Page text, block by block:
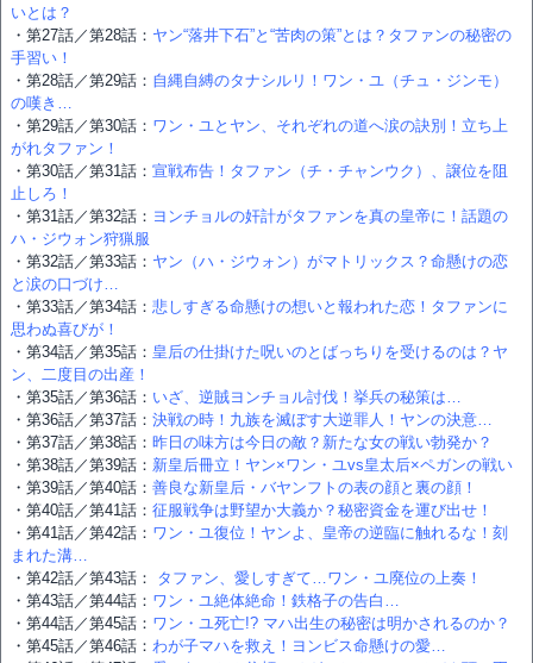
いとは？
・第27話／第28話： ヤン“落井下石”と“苦肉の策”とは？タファンの秘密の
手習い！
・第28話／第29話： 自縄自縛のタナシルリ！ワン・ユ（チュ・ジンモ）
の嘆き…
・第29話／第30話： ワン・ユとヤン、それぞれの道へ涙の訣別！立ち上
がれタファン！
・第30話／第31話： 宣戦布告！タファン（チ・チャンウク）、譲位を阻
止しろ！
・第31話／第32話： ヨンチョルの奸計がタファンを真の皇帝に！話題の
ハ・ジウォン狩猟服
・第32話／第33話： ヤン（ハ・ジウォン）がマトリックス？命懸けの恋
と涙の口づけ…
・第33話／第34話： 悲しすぎる命懸けの想いと報われた恋！タファンに
思わぬ喜びが！
・第34話／第35話： 皇后の仕掛けた呪いのとばっちりを受けるのは？ヤ
ン、二度目の出産！
・第35話／第36話： いざ、逆賊ヨンチョル討伐！挙兵の秘策は…
・第36話／第37話： 決戦の時！九族を滅ぼす大逆罪人！ヤンの決意…
・第37話／第38話： 昨日の味方は今日の敵？新たな女の戦い勃発か？
・第38話／第39話： 新皇后冊立！ヤン×ワン・ユvs皇太后×ペガンの戦い
・第39話／第40話： 善良な新皇后・バヤンフトの表の顔と裏の顔！
・第40話／第41話： 征服戦争は野望か大義か？秘密資金を運び出せ！
・第41話／第42話： ワン・ユ復位！ヤンよ、皇帝の逆臨に触れるな！刻
まれた溝…
・第42話／第43話：
タファン、愛しすぎて…ワン・ユ廃位の上奏！
・第43話／第44話： ワン・ユ絶体絶命！鉄格子の告白…
・第44話／第45話： ワン・ユ死亡!? マハ出生の秘密は明かされるのか？
・第45話／第46話： わが子マハを救え！ヨンビス命懸けの愛…